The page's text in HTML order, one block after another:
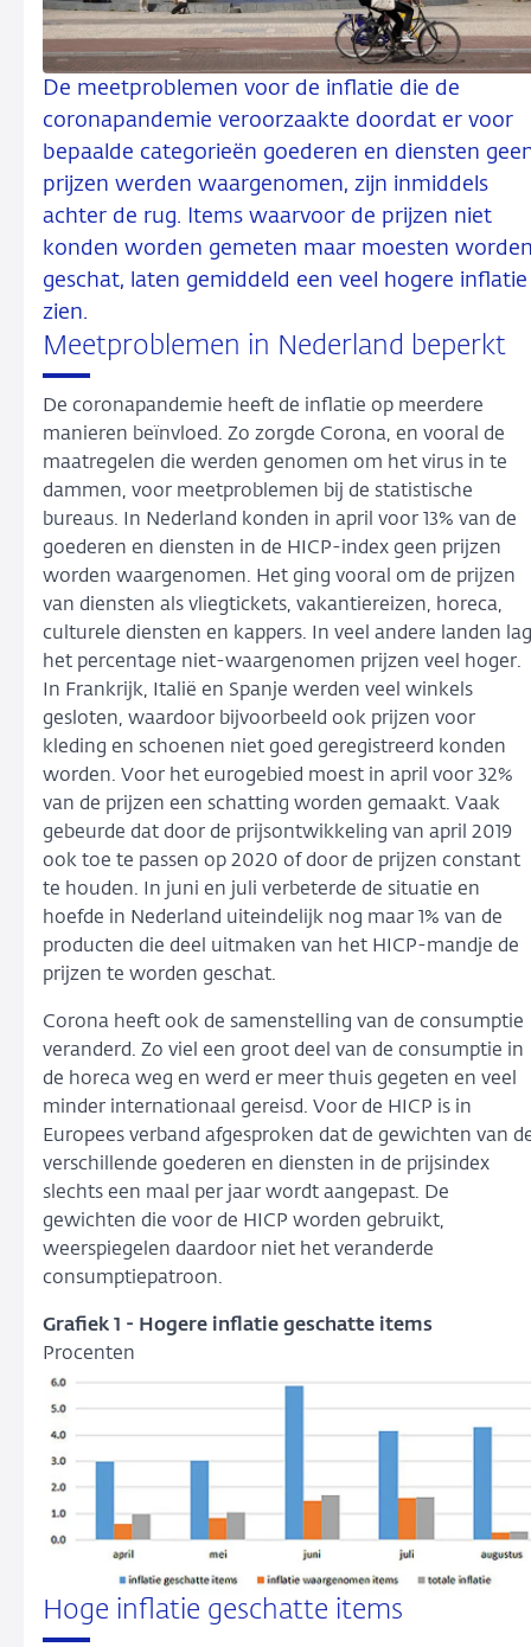
De meetproblemen voor de inflatie die de
coronapandemie veroorzaakte doordat er voor
bepaalde categorieën goederen en diensten
prijzen werden waargenomen, zijn inmiddels
achter de rug. Items waarvoor de prijzen niet
konden worden gemeten maar moesten
geschat, laten gemiddeld een veel hogere inflatie
zien.
Meetproblemen in Nederland beperkt
De coronapandemie heeft de inflatie op meerdere
manieren beïnvloed. Zo zorgde Corona, en vooral de
maatregelen die werden genomen om het virus in te
dammen, voor meetproblemen bij de statistische
bureaus. In Nederland konden in april voor 13% van de
goederen en diensten in de HICP-index geen prijzen
worden waargenomen. Het ging vooral om de prijzen
van diensten als vliegtickets, vakantiereizen, horeca,
culturele diensten en kappers. In veel andere landen lag
het percentage niet-waargenomen prijzen veel hoger.
In Frankrijk, Italië en Spanje werden veel winkels
gesloten, waardoor bijvoorbeeld ook prijzen voor
kleding en schoenen niet goed geregistreerd konden
worden. Voor het eurogebied moest in april voor 32%
van de prijzen een schatting worden gemaakt. Vaak
gebeurde dat door de prijsontwikkeling van april 2019
ook toe te passen op 2020 of door de prijzen constant
te houden. In juni en juli verbeterde de situatie en
hoefde in Nederland uiteindelijk nog maar 1% van de
producten die deel uitmaken van het HICP-mandje de
prijzen te worden geschat.
Corona heeft ook de samenstelling van de consumptie
veranderd. Zo viel een groot deel van de consumptie in
de horeca weg en werd er meer thuis gegeten en veel
minder internationaal gereisd. Voor de HICP is in
Europees verband afgesproken dat de gewichten van
verschillende goederen en diensten in de prijsindex
slechts een maal per jaar wordt aangepast. De
gewichten die voor de HICP worden gebruikt,
weerspiegelen daardoor niet het veranderde
consumptiepatroon.
Grafiek 1 - Hogere inflatie geschatte items
Procenten
Hoge inflatie geschatte items